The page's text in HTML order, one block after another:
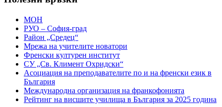
МОН
РУО – София-град
Район „Средец“
Мрежа на учителите новатори
Френски културен институт
СУ „Св. Климент Охридски“
Асоциация на преподавателите по и на френски език в
България
Международна организация на франкофонията
Рейтинг на висшите училища в България за 2025 година